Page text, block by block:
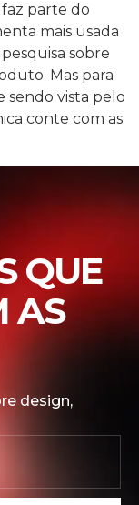
parte do
mais usada
sobre
Mas para
sendo vista pelo
conte com as
QUE
AS
design,